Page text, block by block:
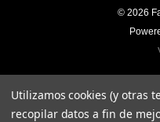
© 2026
Utilizamos cookies (y otras
recopilar datos a fin de